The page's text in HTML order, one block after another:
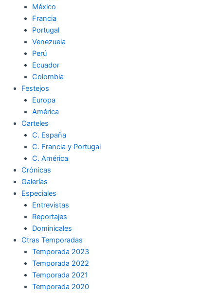
México
Francia
Portugal
Venezuela
Perú
Ecuador
Colombia
Festejos
Europa
América
Carteles
C. España
C. Francia y Portugal
C. América
Crónicas
Galerías
Especiales
Entrevistas
Reportajes
Dominicales
Otras Temporadas
Temporada 2023
Temporada 2022
Temporada 2021
Temporada 2020